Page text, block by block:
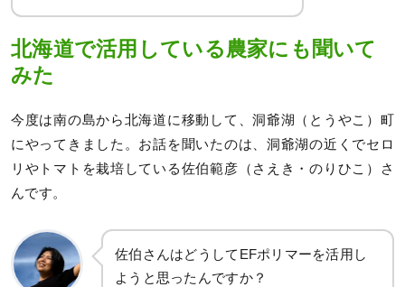
北海道で活用している農家にも聞いて
みた
今度は南の島から北海道に移動して、洞爺湖（とうやこ）町
にやってきました。お話を聞いたのは、洞爺湖の近くでセロ
リやトマトを栽培している佐伯範彦（さえき・のりひこ）さ
んです。
佐伯さんはどうしてEFポリマーを活用し
ようと思ったんですか？